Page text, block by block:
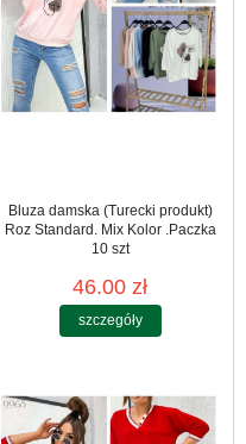
Bluza damska (Turecki produkt)
Roz Standard. Mix Kolor .Paczka
10 szt
46.00 zł
szczegóły